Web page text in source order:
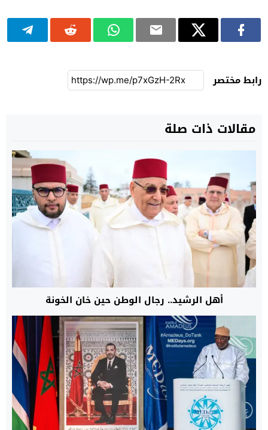
رابط مختصر
مقالات ذات صلة
أهل الرشيد.. رجال الوطن حين خان الخونة